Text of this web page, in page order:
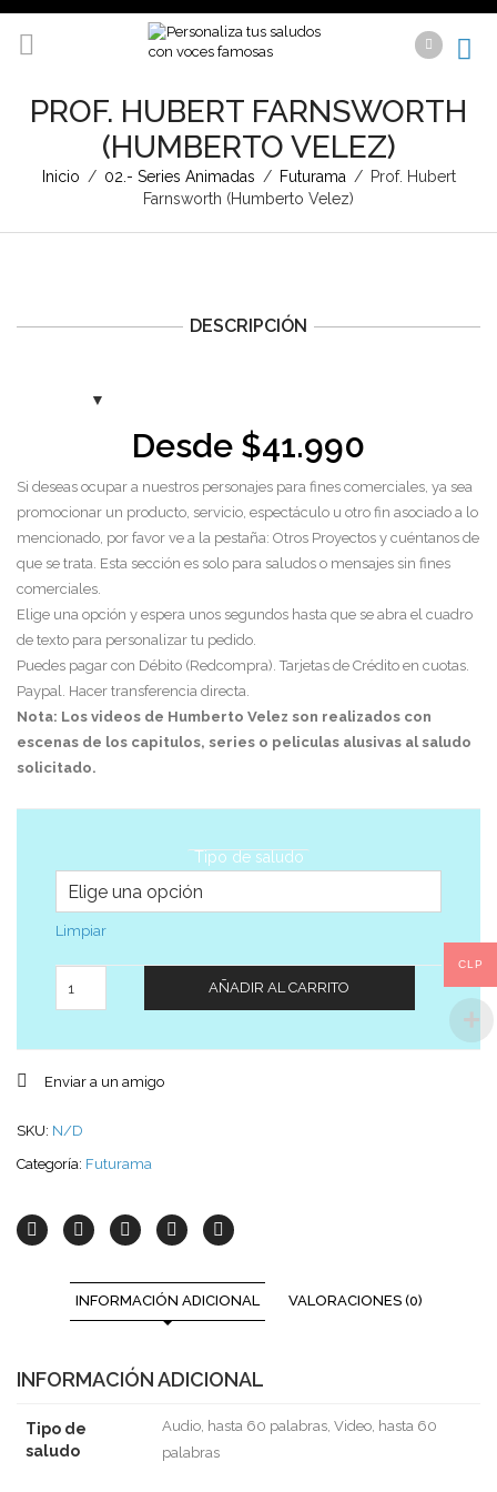
PROF. HUBERT FARNSWORTH
(HUMBERTO VELEZ)
Inicio / 02.- Series Animadas / Futurama / Prof. Hubert
Farnsworth (Humberto Velez)
DESCRIPCIÓN
Desde $41.990
Si deseas ocupar a nuestros personajes para fines comerciales, ya sea
promocionar un producto, servicio, espectáculo u otro fin asociado a lo
mencionado, por favor ve a la pestaña: Otros Proyectos y cuéntanos de
que se trata. Esta sección es solo para saludos o mensajes sin fines
comerciales.
Elige una opción y espera unos segundos hasta que se abra el cuadro
de texto para personalizar tu pedido.
Puedes pagar con Débito (Redcompra). Tarjetas de Crédito en cuotas.
Paypal. Hacer transferencia directa.
Nota: Los videos de Humberto Velez son realizados con
escenas de los capitulos, series o peliculas alusivas al saludo
solicitado.
Tipo de saludo
Limpiar
AÑADIR AL CARRITO
Enviar a un amigo
SKU: N/D
Categoría: Futurama
INFORMACIÓN ADICIONAL VALORACIONES (0)
INFORMACIÓN ADICIONAL
Tipo de
saludo
Audio, hasta 60 palabras, Video, hasta 60
palabras
CLP